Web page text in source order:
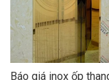
Báo giá inox ốp